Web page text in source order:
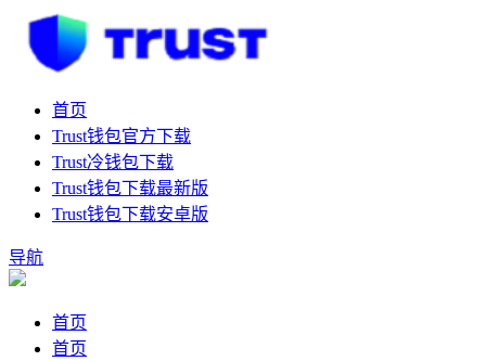
首页
Trust钱包官方下载
Trust冷钱包下载
Trust钱包下载最新版
Trust钱包下载安卓版
导航
首页
首页